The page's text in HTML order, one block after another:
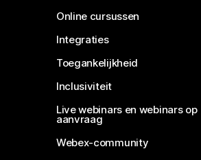
Online cursussen
Integraties
Toegankelijkheid
Inclusiviteit
Live webinars en webinars op
aanvraag
Webex-community